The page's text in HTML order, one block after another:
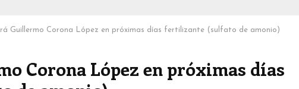
Guillermo Corona López en próximas días fertilizante (sulfato de amonio)
Corona López en próximas días